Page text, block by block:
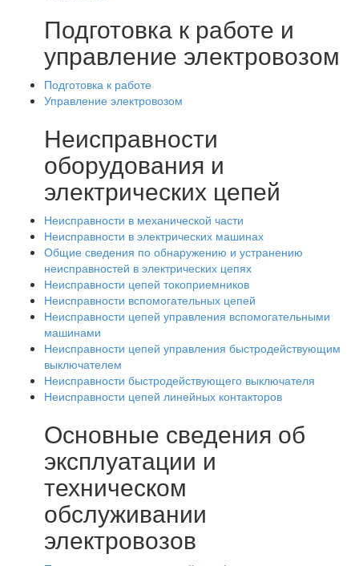
Подготовка к работе и
управление электровозом
Подготовка к работе
Управление электровозом
Неисправности
оборудования и
электрических цепей
Неисправности в механической части
Неисправности в электрических машинах
Общие сведения по обнаружению и устранению
неисправностей в электрических цепях
Неисправности цепей токоприемников
Неисправности вспомогательных цепей
Неисправности цепей управления вспомогательными
машинами
Неисправности цепей управления быстродействующим
выключателем
Неисправности быстродействующего выключателя
Неисправности цепей линейных контакторов
Основные сведения об
эксплуатации и
техническом
обслуживании
электровозов